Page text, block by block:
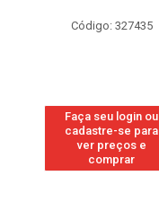
Código: 327435
Faça seu login ou
cadastre-se para
ver preços e
comprar